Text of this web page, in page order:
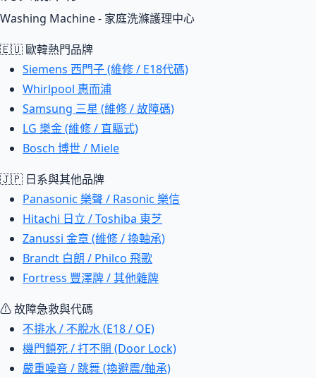
Washing Machine - 家庭洗滌護理中心
🇪🇺 歐韓熱門品牌
Siemens 西門子 (維修 / E18代碼)
Whirlpool 惠而浦
Samsung 三星 (維修 / 故障碼)
LG 樂金 (維修 / 直驅式)
Bosch 博世 / Miele
🇯🇵 日系與其他品牌
Panasonic 樂聲 / Rasonic 樂信
Hitachi 日立 / Toshiba 東芝
Zanussi 金章 (維修 / 換軸承)
Brandt 白朗 / Philco 飛歌
Fortress 豐澤牌 / 其他雜牌
⚠ 故障急救與代碼
不排水 / 不脫水 (E18 / OE)
機門鎖死 / 打不開 (Door Lock)
嚴重噪音 / 跳舞 (換避震/軸承)